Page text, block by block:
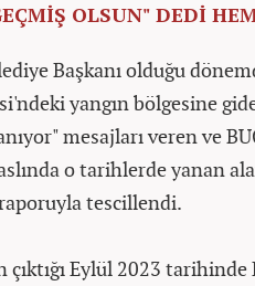
OLSUN" DEDİ
Başkanı olduğu
yangın bölgesine
mesajları veren ve
aslında o tarihlerde yanan
tescillendi.
çıktığı Eylül 2023